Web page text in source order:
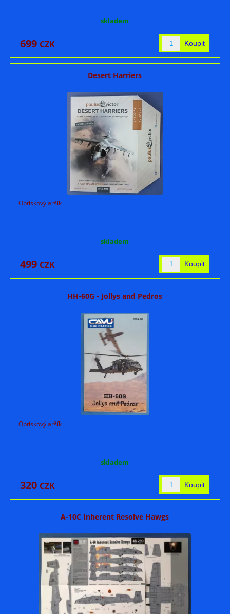
skladem
699 CZK
Desert Harriers
Obtiskový aršík
skladem
499 CZK
HH-60G - Jollys and Pedros
Obtiskový aršík
skladem
320 CZK
A-10C Inherent Resolve Hawgs